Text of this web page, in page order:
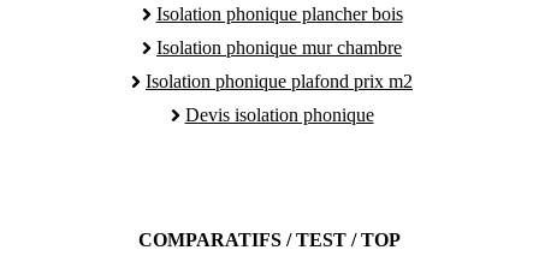
Isolation phonique plancher bois
Isolation phonique mur chambre
Isolation phonique plafond prix m2
Devis isolation phonique
COMPARATIFS / TEST / TOP